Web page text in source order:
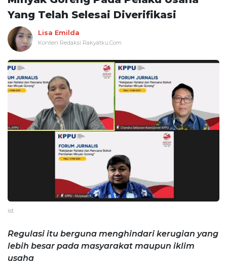
Yang Telah Selesai Diverifikasi
Lisa Emilda
Konten Redaksi Rakyatku.Com
ist
Regulasi itu berguna menghindari kerugian yang
lebih besar pada masyarakat maupun iklim
usaha